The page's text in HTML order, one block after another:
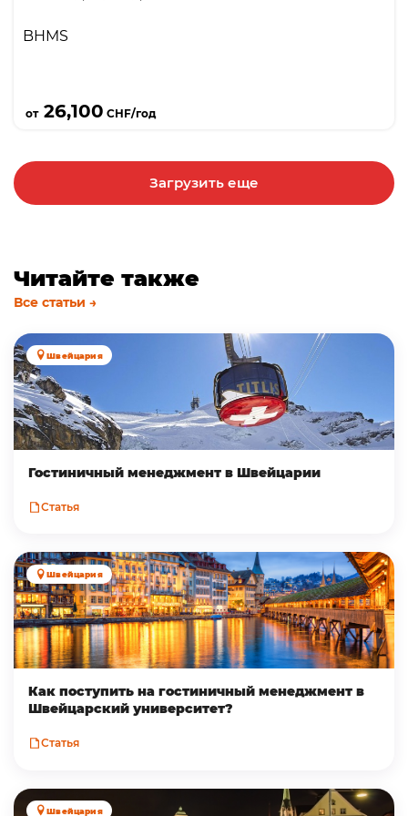
BHMS
от26,100 CHF/год
Загрузить еще
Читайте также
Все статьи →
Швейцария
Гостиничный менеджмент в Швейцарии
Статья
Швейцария
Как поступить на гостиничный менеджмент в
Швейцарский университет?
Статья
Швейцария